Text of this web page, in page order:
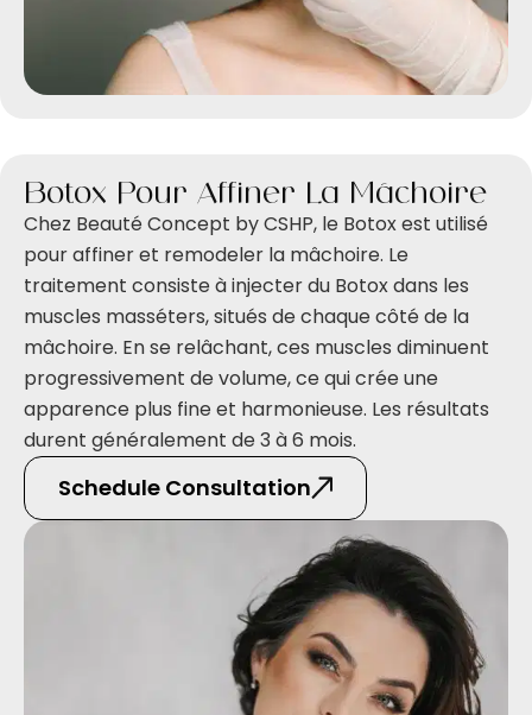
Botox Pour Affiner La Mâchoire
Chez Beauté Concept by CSHP, le Botox est utilisé
pour affiner et remodeler la mâchoire. Le
traitement consiste à injecter du Botox dans les
muscles masséters, situés de chaque côté de la
mâchoire. En se relâchant, ces muscles diminuent
progressivement de volume, ce qui crée une
apparence plus fine et harmonieuse. Les résultats
durent généralement de 3 à 6 mois.
Schedule Consultation